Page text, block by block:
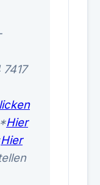
Hier
Hier